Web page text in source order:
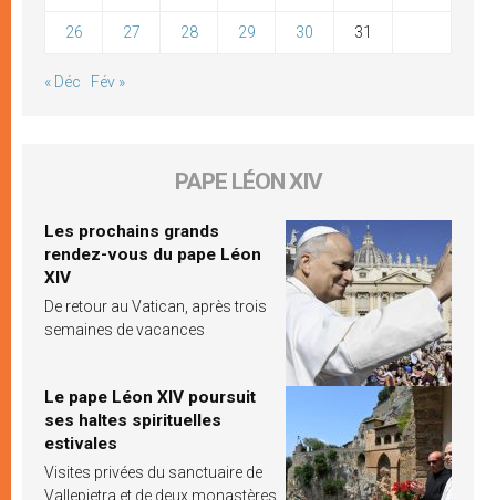
26 27 28 29 30 31
« Déc Fév »
PAPE LÉON XIV
Les prochains grands
rendez-vous du pape Léon
XIV
De retour au Vatican, après trois
semaines de vacances
Le pape Léon XIV poursuit
ses haltes spirituelles
estivales
Visites privées du sanctuaire de
Vallepietra et de deux monastères